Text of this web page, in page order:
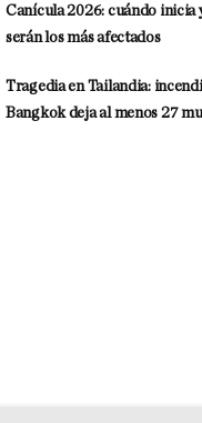
Canícula 2026: cuándo inicia
serán los más afectados
Tragedia en Tailandia:
Bangkok deja al menos 27